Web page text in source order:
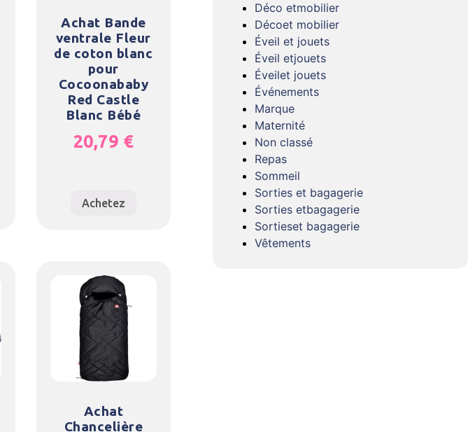
Achat Bande
ventrale Fleur
de coton blanc
pour
Cocoonababy
Red Castle
Blanc Bébé
20,79 €
Achetez
Achat
Chancelière
Déco etmobilier
Décoet mobilier
Éveil et jouets
Éveil etjouets
Éveilet jouets
Événements
Marque
Maternité
Non classé
Repas
Sommeil
Sorties et bagagerie
Sorties etbagagerie
Sortieset bagagerie
Vêtements